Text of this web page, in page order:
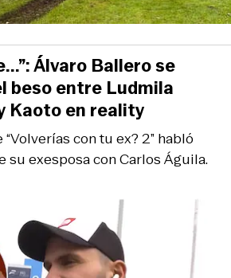
con tu ex? 2” habló
su exesposa con Carlos Águila.
Álvaro Ballero se
beso entre Ludmila
Kaoto en reality